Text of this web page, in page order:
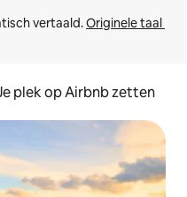
vertaald. Originele taal
plek op Airbnb zetten